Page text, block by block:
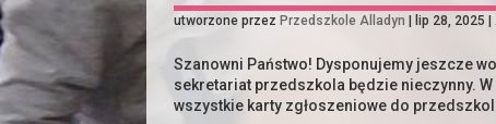
utworzone przez Przedszkole Alladyn lip 28, 2025 |
Szanowni Państwo! Dysponujemy jeszcze
sekretariat przedszkola będzie nieczynny.
wszystkie karty zgłoszeniowe do